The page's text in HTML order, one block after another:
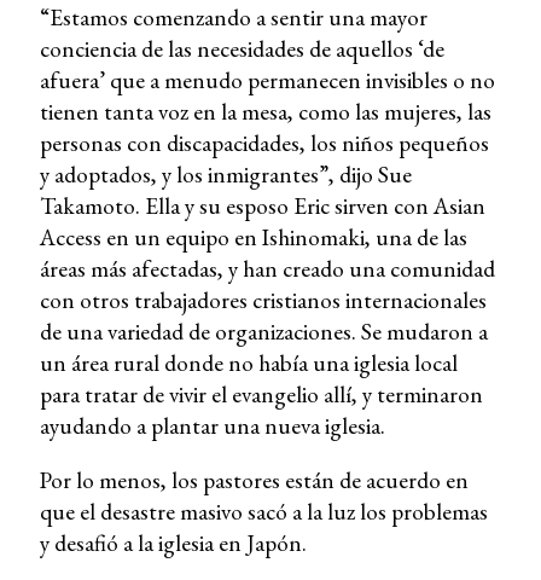
“Estamos comenzando a sentir una mayor
conciencia de las necesidades de aquellos ‘de
afuera’ que a menudo permanecen invisibles o no
tienen tanta voz en la mesa, como las mujeres, las
personas con discapacidades, los niños pequeños
y adoptados, y los inmigrantes”, dijo Sue
Takamoto. Ella y su esposo Eric sirven con Asian
Access en un equipo en Ishinomaki, una de las
áreas más afectadas, y han creado una comunidad
con otros trabajadores cristianos internacionales
de una variedad de organizaciones. Se mudaron a
un área rural donde no había una iglesia local
para tratar de vivir el evangelio allí, y terminaron
ayudando a plantar una nueva iglesia.
Por lo menos, los pastores están de acuerdo en
que el desastre masivo sacó a la luz los problemas
y desafió a la iglesia en Japón.